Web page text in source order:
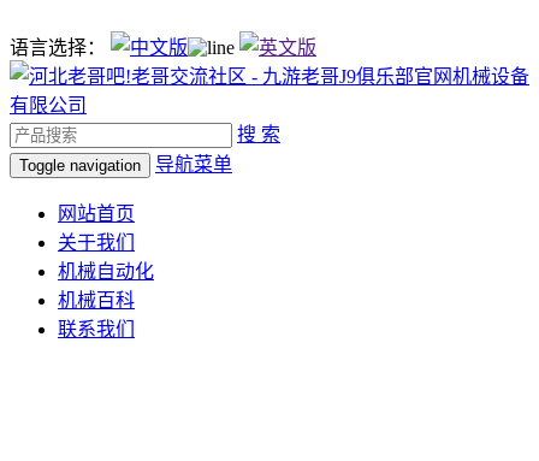
语言选择：
搜 索
Toggle navigation 导航菜单
网站首页
关于我们
机械自动化
机械百科
联系我们